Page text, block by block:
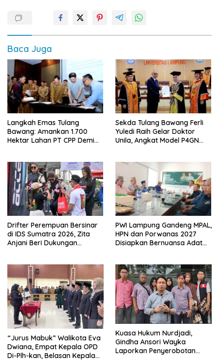
Baca Juga
Langkah Emas Tulang
Bawang: Amankan 1.700
Hektar Lahan PT CPP Demi
Sekda Tulang Bawang Ferli
Yuledi Raih Gelar Doktor
Unila, Angkat Model P4GN
Drifter Perempuan Bersinar
di IDS Sumatra 2026, Zita
Anjani Beri Dukungan
PWI Lampung Gandeng MPAL,
HPN dan Porwanas 2027
Disiapkan Bernuansa Adat
“Jurus Mabuk” Walikota Eva
Dwiana, Empat Kepala OPD
Di-Plh-kan, Belasan Kepala
Kuasa Hukum Nurdjadi,
Gindha Ansori Wayka
Laporkan Penyerobotan